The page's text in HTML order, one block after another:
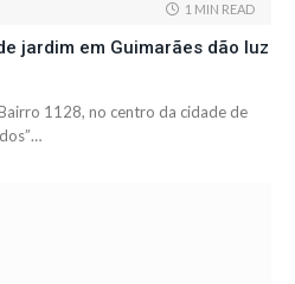
1 MIN READ
jardim em Guimarães dão luz
1128, no centro da cidade de